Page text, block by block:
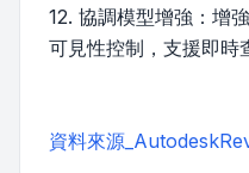
12. 協調模型增強：增
可見性控制，支援即時
資料來源